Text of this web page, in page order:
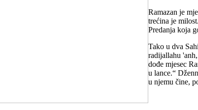
Ramazan je
trećina je
Predanja koja
Tako u dva
radijallahu
dođe mjesec
u lance.“
u njemu čine,